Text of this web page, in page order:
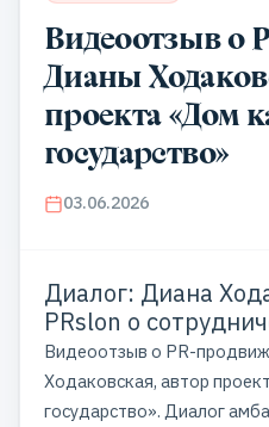
Видеоотзыв о
Дианы
проекта «Дом
государство»
03.06.2026
Диалог: Диана
PRslon о
Видеоотзыв о PR-
Ходаковская, автор
государство». Диалог